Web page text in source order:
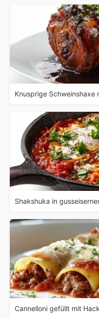
Knusprige Schweinshaxe
Shakshuka in
Cannelloni gefüllt mit